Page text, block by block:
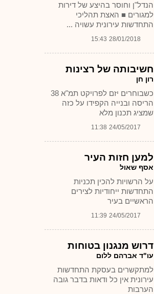
הנדל"ן וחוסר בהיצע של דירות
למגורים ■ האצת תהליכי
התחדשות עירונית עשויה ...
28/01/2018
15:43
חשיבותה של רצינות
רון חן
כשבוחרים יזם לפרויקט תמ"א 38
הריסה ובנייה הקפידו על כזה
שמציג תכנון מלא
24/05/2017
11:38
למען חזות העיר
אסף שאול
על הרשויות להכין תכניות
התחדשות ייחודיות לצירים
הראשיים בעיר
24/05/2017
11:39
דרוש מנגנון בטוחות
עו"ד אברהם ללום
למתקשרים בעסקת התחדשות
עירונית אין כל ודאות בדבר גובה
הערבות